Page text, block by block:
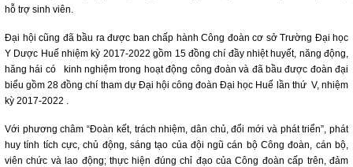
hỗ trợ sinh viên.
Đại hội cũng đã bầu ra được ban chấp hành Công đoàn cơ sở Trường Đại học
Y Dược Huế nhiệm kỳ 2017-2022 gồm 15 đồng chí đầy nhiệt huyết, năng động,
hăng hái có kinh nghiệm trong hoạt động công đoàn và đã bầu được đoàn đại
biểu gồm 28 đồng chí tham dự Đại hội công đoàn Đại học Huế lần thứ V, nhiệm
kỳ 2017-2022 .
Với phương châm “Đoàn kết, trách nhiệm, dân chủ, đổi mới và phát triển”, phát
huy tính tích cực, chủ động, sáng tạo của đội ngũ cán bộ Công đoàn, cán bộ,
viên chức và lao động; thực hiện đúng chỉ đạo của Công đoàn cấp trên, đảm